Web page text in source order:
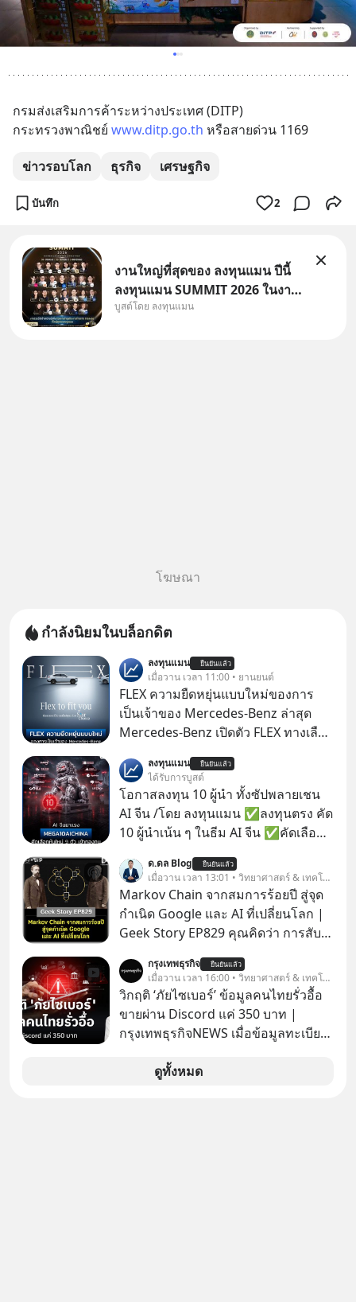
กรมส่งเสริมการค้าระหว่างประเทศ (DITP)
กระทรวงพาณิชย์ www.ditp.go.th หรือสายด่วน 1169
ข่าวรอบโลก ธุรกิจ เศรษฐกิจ
บันทึก 2
งานใหญ่ที่สุดของ ลงทุนแมน ปีนี้
ลงทุนแมน SUMMIT 2026 ในงาน
นี้จะมีเจ้าของธุรกิจ Dr.PONG,
บูสต์โดย ลงทุนแมน
โฆษณา
กำลังนิยมในบล็อกดิต
ลงทุนแมน ยืนยันแล้ว
เมื่อวาน เวลา 11:00 • ยานยนต์
FLEX ความยืดหยุ่นแบบใหม่ของการ
เป็นเจ้าของ Mercedes-Benz ล่าสุด
Mercedes-Benz เปิดตัว FLEX ทางเลือก
“Flex to Fit You ยืดได้ตามสไตล์คุณ
ด้วย StarChoice” ตอบโจทย์ Lifestyle
การเป็นเจ้าของรถที่ออกแบบการเงินได้
เอง ครบสัญญาจะผ่อนต่อ คืนรถ หรือ
ซื้อขาดก็ได้ เช่น
ลงทุนแมน ยืนยันแล้ว
ได้รับการบูสต์
โอกาสลงทุน 10 ผู้นำ ทั้งซัปพลายเชน
AI จีน /โดย ลงทุนแมน ✅ลงทุนตรง คัด
10 ผู้นำเน้น ๆ ในธีม AI จีน ✅คัดเลือก
เจ้าของผู้นำ AI จีน ตั้งแต่โรงงานผลิตชิป
หน่วยความจำ โมเดล AI ยันหุ่นยนต์
✅ได้การรับยกเว้นภาษี Capital Gain
ตามกฎหมายภาษีของประเทศไทย
ด.ดล Blog ยืนยันแล้ว
เมื่อวาน เวลา 13:01 • วิทยาศาสตร์ & เทคโนโลยี
Markov Chain จากสมการร้อยปี สู่จุด
กำเนิด Google และ AI ที่เปลี่ยนโลก |
Geek Story EP829 คุณคิดว่า การสับ
นิวเคลียร์ อัลกอริทึมของ Google ที่ใช้
โค่นล้มแชมป์เก่าอย่าง Yahoo และ
ความฉลาดของ AI ในปัจจุบัน มีอะไรที่
เหมือนกัน? เชื่อหรือไม่ว่า สิ่งเปลี่ยนโลก
ทั้งหมดนี้ ล้วนมีจุดเริ่มต้นมาจาก “การ
ทะเลาะกัน” ของนักคณิตศาสตร์ชาว
รัสเซียสองคนเมื่อกว่าร้อยปีก่อน! จาก
กรุงเทพธุรกิจ ยืนยันแล้ว
เมื่อวาน เวลา 16:00 • วิทยาศาสตร์ & เทคโนโลยี
วิกฤติ ‘ภัยไซเบอร์’ ข้อมูลคนไทยรั่วอื้อ
ขายผ่าน Discord แค่ 350 บาท |
กรุงเทพธุรกิจNEWS เมื่อข้อมูลทะเบียน
ในมือมิจฉาชีพ และถูกขายในตลาดมืด
ดูทั้งหมด